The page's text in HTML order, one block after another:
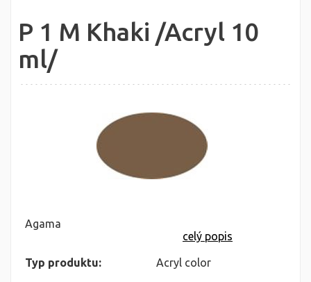
P 1 M Khaki /Acryl 10
ml/
Agama
celý popis
Typ produktu: Acryl color